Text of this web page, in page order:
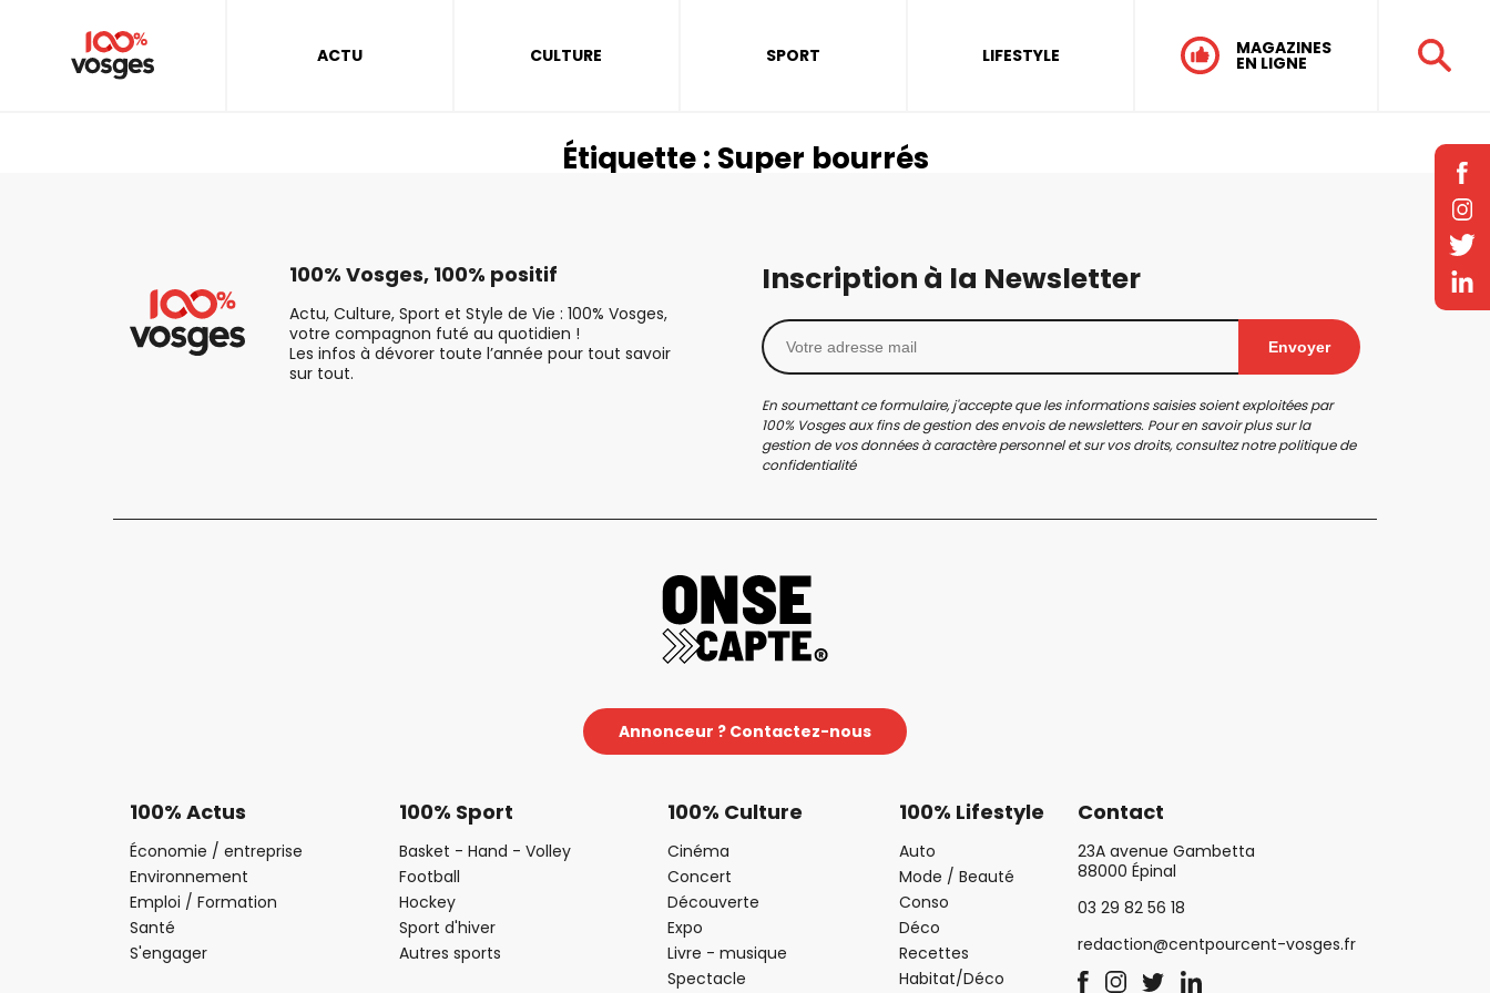
ACTU CULTURE SPORT LIFESTYLE MAGAZINES
EN LIGNE
Étiquette : Super bourrés
100% Vosges, 100% positif
Actu, Culture, Sport et Style de Vie : 100% Vosges,
votre compagnon futé au quotidien !
Les infos à dévorer toute l’année pour tout savoir
sur tout.
Inscription à la Newsletter
Envoyer
En soumettant ce formulaire, j'accepte que les informations saisies soient exploitées par
100% Vosges aux fins de gestion des envois de newsletters. Pour en savoir plus sur la
gestion de vos données à caractère personnel et sur vos droits, consultez notrepolitique de
confidentialité
Annonceur ? Contactez-nous
100% Actus
Économie / entreprise
Environnement
Emploi / Formation
Santé
S'engager
100% Sport
Basket - Hand - Volley
Football
Hockey
Sport d'hiver
Autres sports
100% Culture
Cinéma
Concert
Découverte
Expo
Livre - musique
Spectacle
100% Lifestyle
Auto
Mode / Beauté
Conso
Déco
Recettes
Habitat/Déco
Contact
23A avenue Gambetta
88000 Épinal
03 29 82 56 18
redaction@centpourcent-vosges.fr